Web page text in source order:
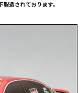
造されております。